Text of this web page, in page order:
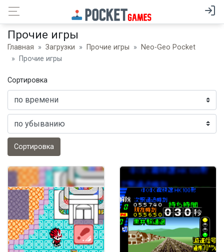
Прочие игры
Главная Загрузки Прочие игры
Neo-Geo Pocket
Прочие игры
Сортировка
Сортировка